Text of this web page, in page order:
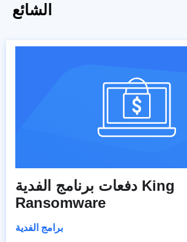
الشائع
دفعات برنامج الفدية King
Ransomware
برامج الفدية